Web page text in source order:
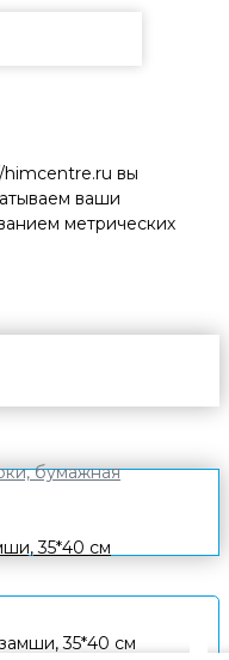
вы
ваши
метрических
бумажная
35*40 см